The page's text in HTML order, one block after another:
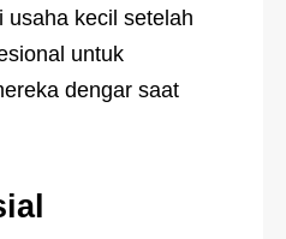
usaha kecil setelah
untuk
dengar saat